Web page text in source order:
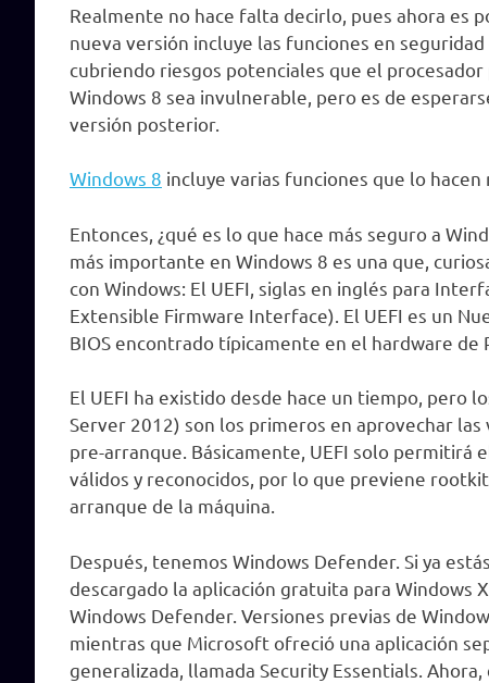
Realmente no hace falta decirlo, pues ahora es
nueva versión incluye las funciones en
cubriendo riesgos potenciales que el
Windows 8 sea invulnerable, pero es de
versión posterior.
Windows 8 incluye varias funciones que lo
Entonces, ¿qué es lo que hace más seguro a
más importante en Windows 8 es una que,
con Windows: El UEFI, siglas en inglés para
Extensible Firmware Interface). El UEFI es un
BIOS encontrado típicamente en el hardware de
El UEFI ha existido desde hace un tiempo, pero
Server 2012) son los primeros en aprovechar
pre-arranque. Básicamente, UEFI solo
válidos y reconocidos, por lo que previene
arranque de la máquina.
Después, tenemos Windows Defender. Si ya
descargado la aplicación gratuita para Windows
Windows Defender. Versiones previas de
mientras que Microsoft ofreció una aplicación
generalizada, llamada Security Essentials.